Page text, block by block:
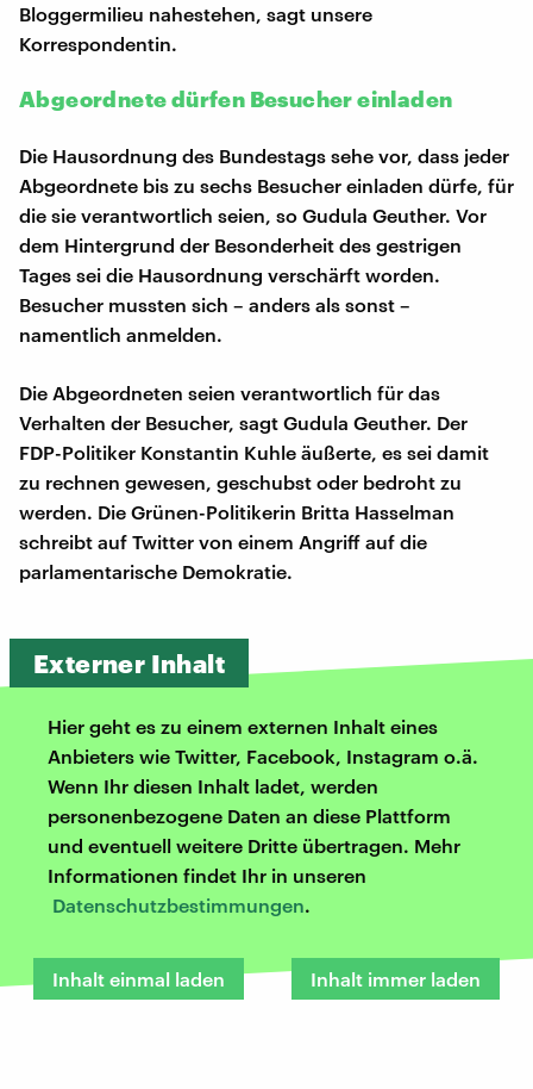
Bloggermilieu nahestehen, sagt unsere
Korrespondentin.
Abgeordnete dürfen Besucher einladen
Die Hausordnung des Bundestags sehe vor, dass jeder
Abgeordnete bis zu sechs Besucher einladen dürfe, für
die sie verantwortlich seien, so Gudula Geuther. Vor
dem Hintergrund der Besonderheit des gestrigen
Tages sei die Hausordnung verschärft worden.
Besucher mussten sich – anders als sonst –
namentlich anmelden.
Die Abgeordneten seien verantwortlich für das
Verhalten der Besucher, sagt Gudula Geuther. Der
FDP-Politiker Konstantin Kuhle äußerte, es sei damit
zu rechnen gewesen, geschubst oder bedroht zu
werden. Die Grünen-Politikerin Britta Hasselman
schreibt auf Twitter von einem Angriff auf die
parlamentarische Demokratie.
Externer Inhalt
Hier geht es zu einem externen Inhalt eines
Anbieters wie Twitter, Facebook, Instagram o.ä.
Wenn Ihr diesen Inhalt ladet, werden
personenbezogene Daten an diese Plattform
und eventuell weitere Dritte übertragen. Mehr
Informationen findet Ihr in unseren
Datenschutzbestimmungen.
Inhalt einmal laden Inhalt immer laden